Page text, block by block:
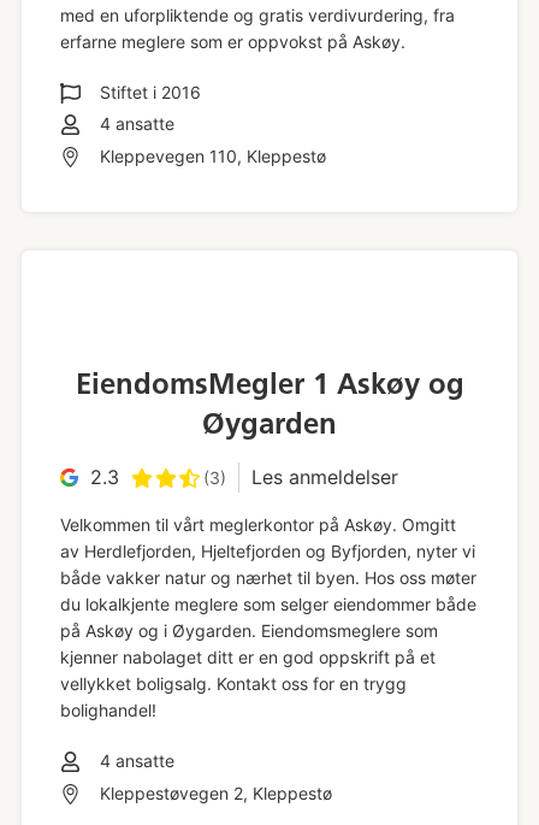
med en uforpliktende og gratis verdivurdering, fra
erfarne meglere som er oppvokst på Askøy.
Stiftet i 2016
4ansatte
Kleppevegen 110, Kleppestø
EiendomsMegler 1 Askøy og
Øygarden
2.3 (3) Les anmeldelser
Velkommen til vårt meglerkontor på Askøy. Omgitt
av Herdlefjorden, Hjeltefjorden og Byfjorden, nyter vi
både vakker natur og nærhet til byen. Hos oss møter
du lokalkjente meglere som selger eiendommer både
på Askøy og i Øygarden. Eiendomsmeglere som
kjenner nabolaget ditt er en god oppskrift på et
vellykket boligsalg. Kontakt oss for en trygg
bolighandel!
4ansatte
Kleppestøvegen 2, Kleppestø